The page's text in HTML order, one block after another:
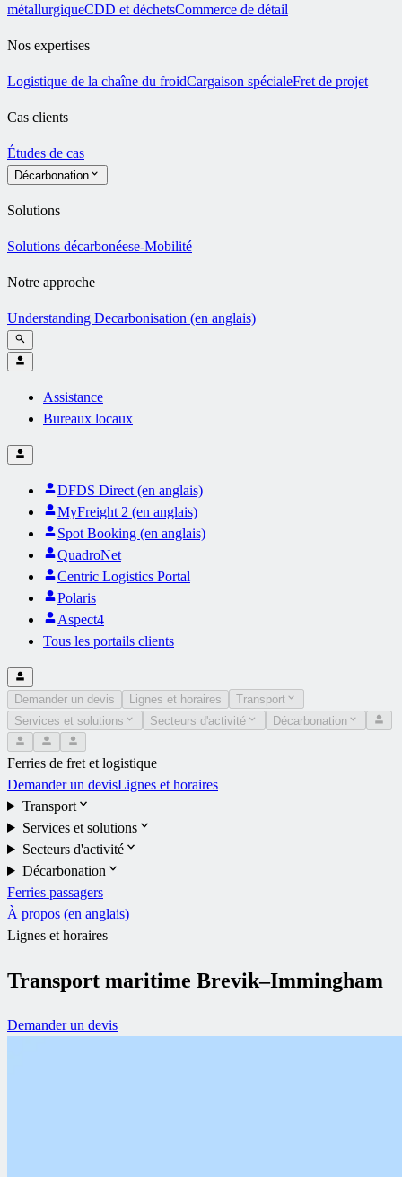
métallurgiqueCDD et déchetsCommerce de détail
Nos expertises
Logistique de la chaîne du froidCargaison spécialeFret de projet
Cas clients
Études de cas
Décarbonation
Solutions
Solutions décarbonéese-Mobilité
Notre approche
Understanding Decarbonisation (en anglais)
Assistance
Bureaux locaux
DFDS Direct (en anglais)
MyFreight 2 (en anglais)
Spot Booking (en anglais)
QuadroNet
Centric Logistics Portal
Polaris
Aspect4
Tous les portails clients
Demander un devis Lignes et horaires
Transport
Services et solutions
Secteurs d'activité Décarbonation
Ferries de fret et logistique
Demander un devisLignes et horaires
Transport
Services et solutions
Secteurs d'activité
Décarbonation
Ferries passagers
À propos (en anglais)
Lignes et horaires
Transport maritime Brevik–Immingham
Demander un devis